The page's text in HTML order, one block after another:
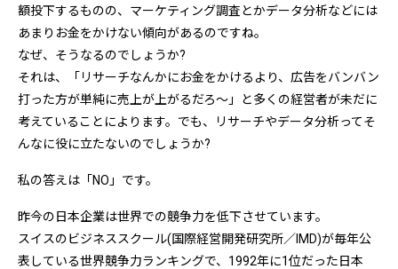
額投下するものの、マーケティング調査とかデータ分析などには
あまりお金をかけない傾向があるのですね。
なぜ、そうなるのでしょうか?
それは、「リサーチなんかにお金をかけるより、広告をバンバン
打った方が単純に売上が上がるだろ～」と多くの経営者が未だに
考えていることによります。でも、リサーチやデータ分析ってそ
んなに役に立たないのでしょうか?
私の答えは「NO」です。
昨今の日本企業は世界での競争力を低下させています。
スイスのビジネススクール(国際経営開発研究所／IMD)が毎年公
表している世界競争力ランキングで、1992年に1位だった日本